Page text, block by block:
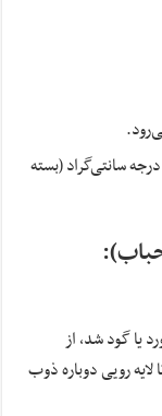
اسانس را معمولاً در دمای حدود ۶۰ تا ۷۰ درجه سانتی‌گراد (بسته
یا گود شد، از
رویی دوباره ذوب